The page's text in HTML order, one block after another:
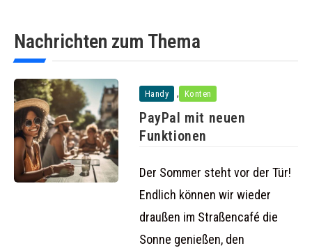
Nachrichten zum Thema
Handy , Konten
PayPal mit neuen
Funktionen
Der Sommer steht vor der Tür!
Endlich können wir wieder
draußen im Straßencafé die
Sonne genießen, den